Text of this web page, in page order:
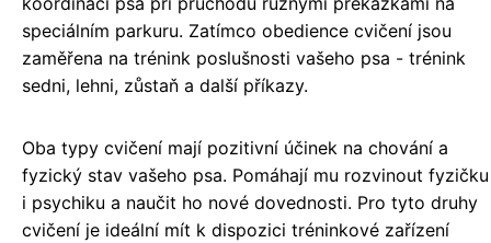
speciálním parkuru. Zatímco obedience cvičení jsou
zaměřena na trénink poslušnosti vašeho psa - trénink
sedni, lehni, zůstaň a další příkazy.
Oba typy cvičení mají pozitivní účinek na chování a
fyzický stav vašeho psa. Pomáhají mu rozvinout fyzičku
i psychiku a naučit ho nové dovednosti. Pro tyto druhy
cvičení je ideální mít k dispozici tréninkové zařízení